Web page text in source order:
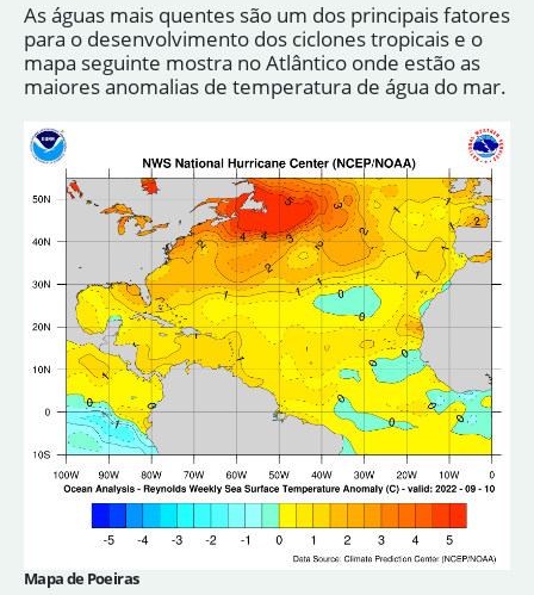
As águas mais quentes são um dos principais fatores
para o desenvolvimento dos ciclones tropicais e o
mapa seguinte mostra no Atlântico onde estão as
maiores anomalias de temperatura de água do mar.
Mapa de Poeiras